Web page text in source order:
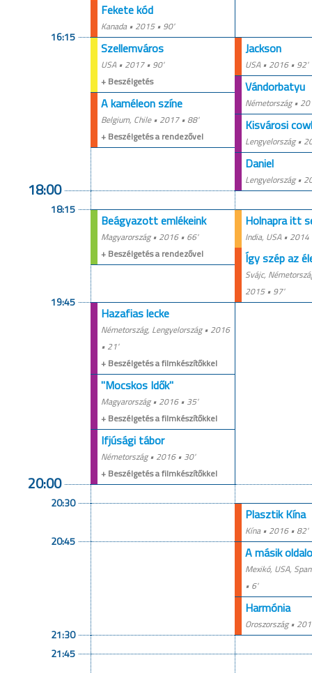
Fekete kód
Kanada • 2015• 90'
16:15
Szellemváros
USA • 2017• 90'
+ Beszélgetés
A kaméleon színe
Belgium, Chile • 2017• 88'
+ Beszélgetés a rendezővel
Jackson
USA • 2016• 92'
Vándorbatyu
Németország •
Kisvárosi
Lengyelország •
Daniel
Lengyelország •
18:00
18:15
Beágyazott emlékeink
Magyarország • 2016• 66'
+ Beszélgetés a rendezővel
Holnapra itt
India, USA • 2014
Így szép az
Svájc,
2015• 97'
19:45
Hazafias lecke
Németország, Lengyelország • 2016
• 21'
+ Beszélgetés a filmkészítőkkel
"Mocskos Idők"
Magyarország • 2016• 35'
+ Beszélgetés a filmkészítőkkel
Ifjúsági tábor
Németország • 2016• 30'
+ Beszélgetés a filmkészítőkkel
20:00
20:30
Plasztik Kína
Kína • 2016• 82'
20:45
A másik
Mexikó, USA,
• 6'
Harmónia
Oroszország •
21:30
21:45